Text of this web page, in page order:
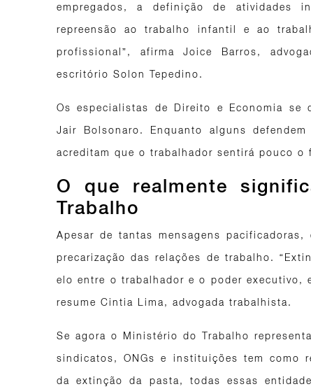
empregados, a definição de atividades
repreensão ao trabalho infantil e ao
profissional”, afirma Joice Barros,
escritório Solon Tepedino.
Os especialistas de Direito e Economia se
Jair Bolsonaro. Enquanto alguns
acreditam que o trabalhador sentirá pouco
O que realmente
Trabalho
Apesar de tantas mensagens
precarização das relações de trabalho.
elo entre o trabalhador e o poder executivo,
resume Cintia Lima, advogada trabalhista.
Se agora o Ministério do Trabalho
sindicatos, ONGs e instituições tem como
da extinção da pasta, todas essas